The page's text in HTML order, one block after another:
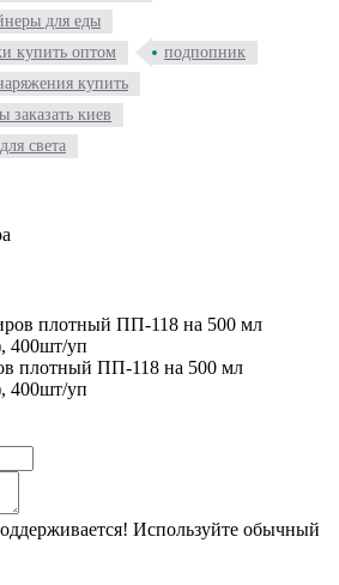
для еды
купить оптом
подпопник
купить
заказать киев
света
плотный ПП-118 на 500 мл
400шт/уп
Используйте обычный